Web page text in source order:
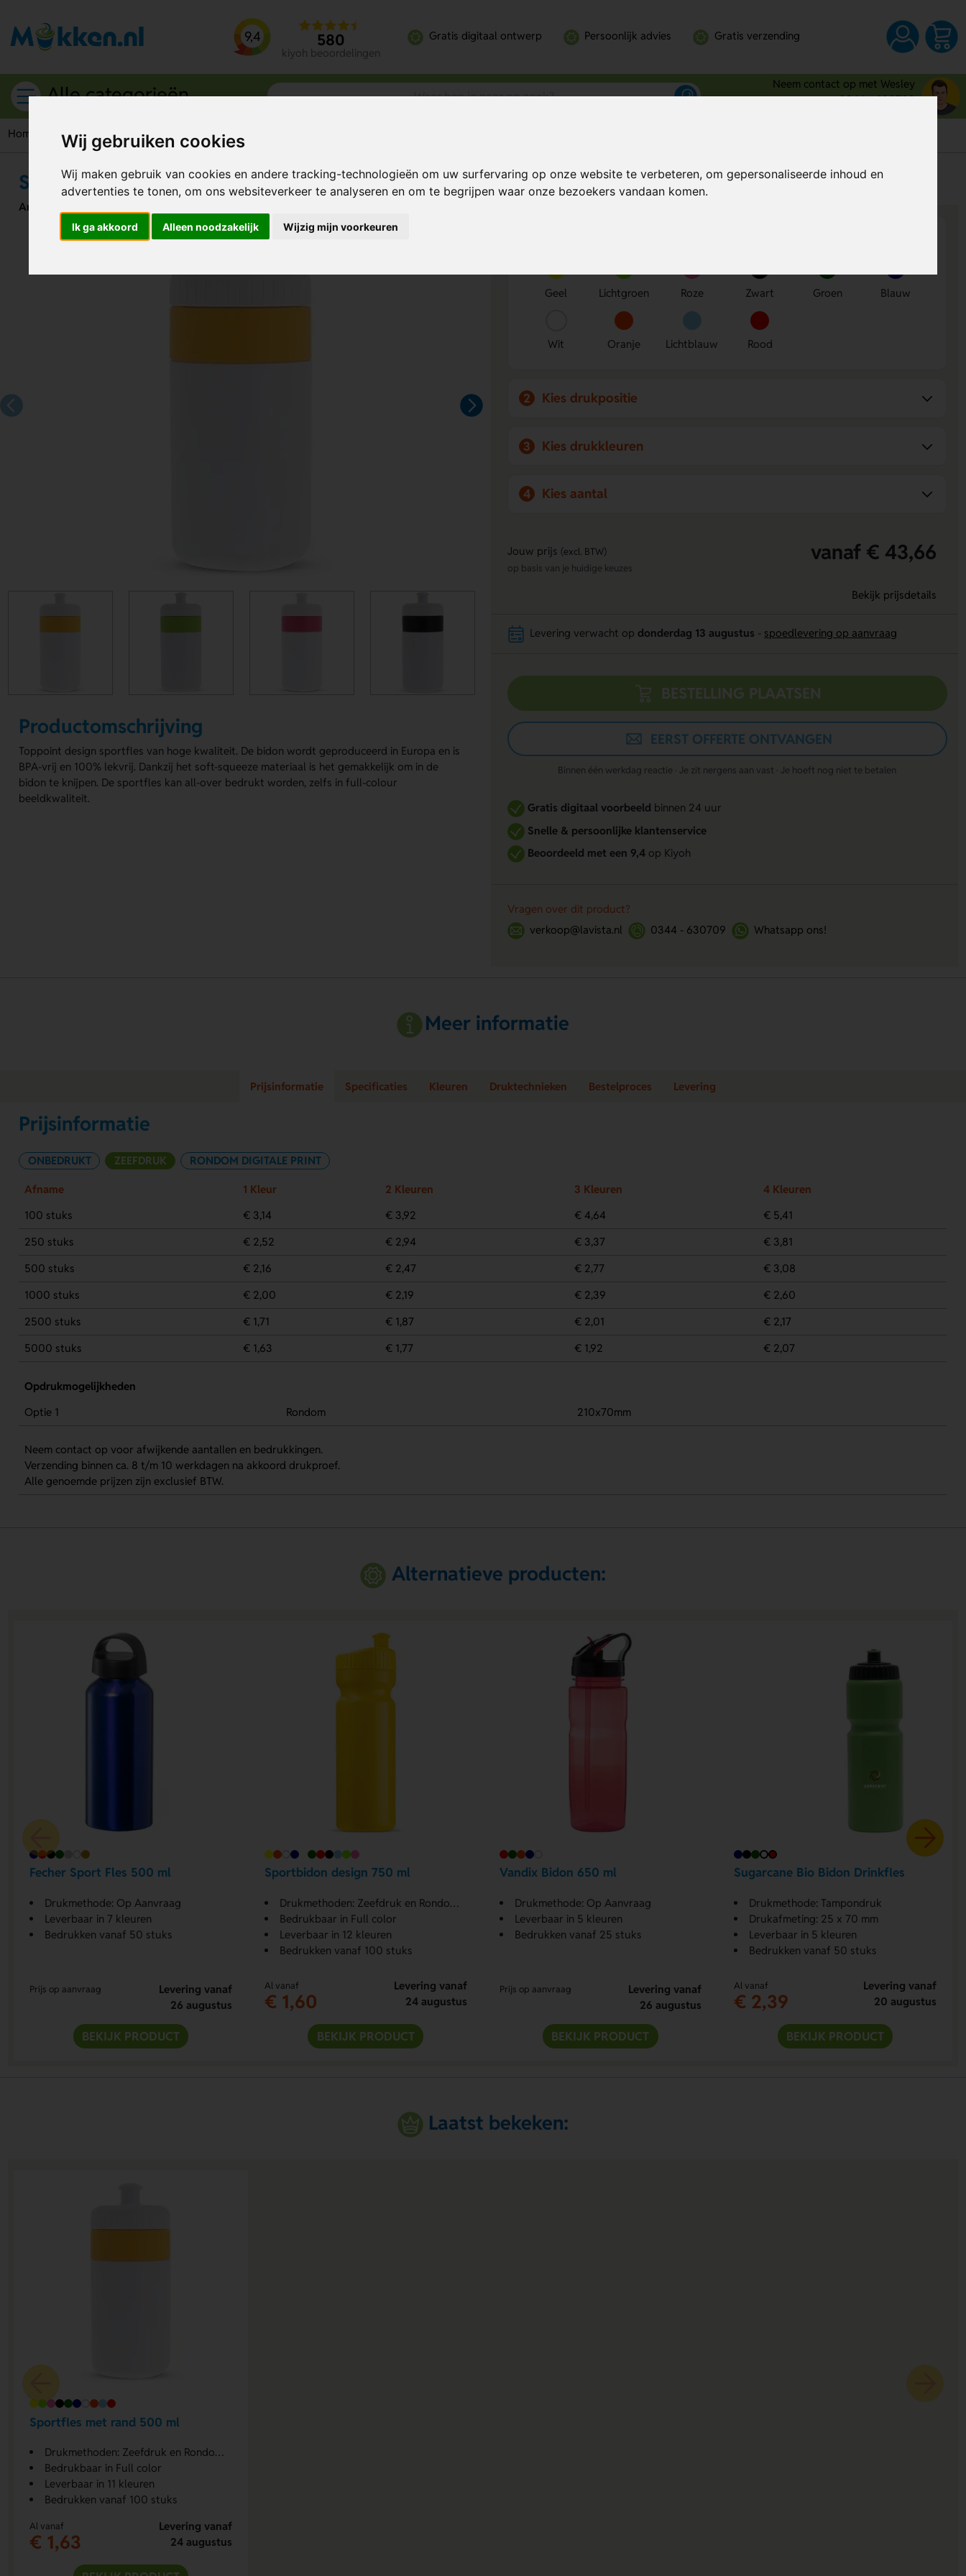
Wij gebruiken cookies
Wij maken gebruik van cookies en andere tracking-technologieën om uw surfervaring op onze website te verbeteren, om gepersonaliseerde inhoud en
advertenties te tonen, om ons websiteverkeer te analyseren en om te begrijpen waar onze bezoekers vandaan komen.
Ik ga akkoord Alleen noodzakelijk Wijzig mijn voorkeuren
9,4 580
kiyoh beoordelingen
Gratis digitaal ontwerp Persoonlijk advies Gratis verzending
Alle categorieën
Neem contact op met Wesley
0344 - 630709
Home Bidons Sportfles met rand 500 ml
Sportfles met rand 500 ml
Artikelnummer:
Productomschrijving
Toppoint design sportfles van hoge kwaliteit. De bidon wordt geproduceerd in Europa en is
BPA-vrij en 100% lekvrij. Dankzij het soft-squeeze materiaal is het gemakkelijk om in de
bidon te knijpen. De sportfles kan all-over bedrukt worden, zelfs in full-colour
beeldkwaliteit.
Bereken mijn prijs Al vanaf€ 1,63per stuk (excl. BTW)
Geel Lichtgroen Roze Zwart Groen Blauw
Wit Oranje Lichtblauw Rood
2 Kies drukpositie
3 Kies drukkleuren
4 Kies aantal
Jouw prijs (excl. BTW) vanaf € 43,66
op basis van je huidige keuzes
Bekijk prijsdetails
Levering verwacht op donderdag 13 augustus spoedlevering op aanvraag
BESTELLING PLAATSEN
EERST OFFERTE ONTVANGEN
Binnen één werkdag reactie · Je zit nergens aan vast · Je hoeft nog niet te betalen
Gratis digitaal voorbeeldbinnen 24 uur
Snelle & persoonlijke klantenservice
Beoordeeld met een 9,4op Kiyoh
Vragen over dit product?
verkoop@lavista.nl
0344 - 630709 Whatsapp ons!
Meer informatie
Prijsinformatie Specificaties Kleuren Druktechnieken Bestelproces Levering
Prijsinformatie
ONBEDRUKT ZEEFDRUK RONDOM DIGITALE PRINT
Afname 1 Kleur 2 Kleuren 3 Kleuren
4 Kleuren
100 stuks
€ 3,14 € 3,92 € 4,64
€ 5,41
250 stuks
€ 2,52 € 2,94 € 3,37
€ 3,81
500 stuks
€ 2,16 € 2,47 € 2,77
€ 3,08
1000 stuks
€ 2,00 € 2,19 € 2,39
€ 2,60
2500 stuks
€ 1,71 € 1,87 € 2,01
€ 2,17
5000 stuks
€ 1,63 € 1,77 € 1,92 € 2,07
Opdrukmogelijkheden
Optie 1
Rondom 210x70mm
Neem contact op voor afwijkende aantallen en bedrukkingen.
Verzending binnen ca. 8 t/m 10 werkdagen na akkoord drukproef.
Alle genoemde prijzen zijn exclusief BTW.
Alternatieve producten:
Fecher Sport Fles 500 ml
Drukmethode: Op Aanvraag
Leverbaar in 7 kleuren
Bedrukken vanaf 50 stuks
Prijs op aanvraag
Levering vanaf
26 augustus
BEKIJK PRODUCT
Sportbidon design 750 ml
Drukmethoden: Zeefdruk en Rondom digitale print
Bedrukbaar in Full color
Leverbaar in 12 kleuren
Bedrukken vanaf 100 stuks
Al vanaf
€ 1,60
Levering vanaf
24 augustus
BEKIJK PRODUCT
Vandix Bidon 650 ml
Drukmethode: Op Aanvraag
Leverbaar in 5 kleuren
Bedrukken vanaf 25 stuks
Prijs op aanvraag
Levering vanaf
26 augustus
BEKIJK PRODUCT
Sugarcane Bio Bidon Drinkfles
Drukmethode: Tampondruk
Drukafmeting: 25 x 70 mm
Leverbaar in 5 kleuren
Bedrukken vanaf 50 stuks
Al vanaf
€ 2,39
Levering vanaf
20 augustus
BEKIJK PRODUCT
Laatst bekeken:
Sportfles met rand 500 ml
Drukmethoden: Zeefdruk en Rondom digitale print
Bedrukbaar in Full color
Leverbaar in 11 kleuren
Bedrukken vanaf 100 stuks
Al vanaf
€ 1,63
Levering vanaf
24 augustus